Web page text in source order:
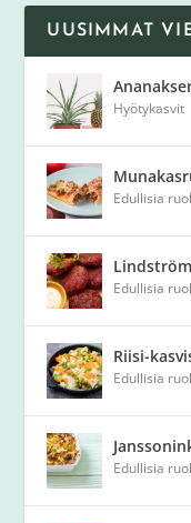
UUSIMMAT
Hyötykasvit
Edullisia
Edullisia
Riisi-
Edullisia
Edullisia